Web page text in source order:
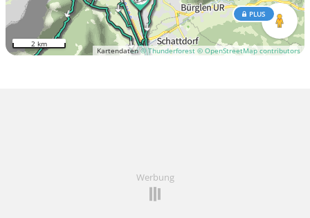
Kartendaten© Thunderforest © OpenStreetMap contributors
PLUS
2 km
Werbung